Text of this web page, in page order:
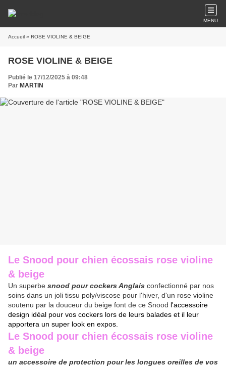
MENU
Accueil » ROSE VIOLINE & BEIGE
ROSE VIOLINE & BEIGE
Publié le 17/12/2025 à 09:48
Par MARTIN
Le Snood pour chien écossais rose violine
& beige
Un superbe snood pour cockers Anglais confectionné par nos
soins dans un joli tissu poly/viscose pour l'hiver, d'un rose violine
soutenu par la douceur du beige font de ce Snood l'accessoire
design idéal pour vos cockers lors de leurs balades et il leur
apportera un super look en expos.
Le Snood pour chien écossais rose violine
& beige
un accessoire de protection pour les longues oreilles de vos